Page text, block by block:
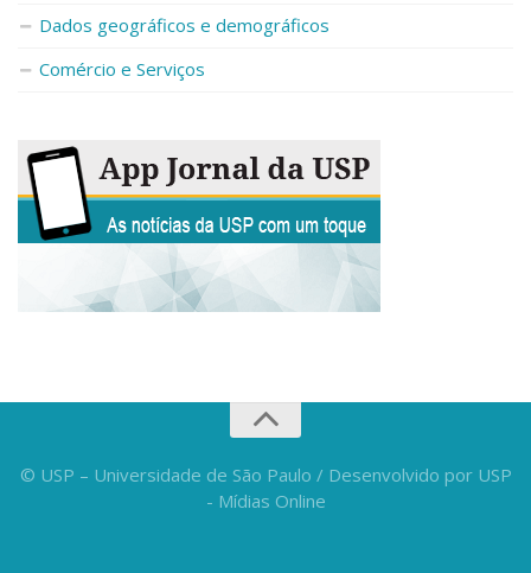
Informações para ingressantes
Fale Conosco
Ouvidoria do Campus
Urgências
Dados geográficos e demográficos
Comércio e Serviços
© USP – Universidade de São Paulo / Desenvolvido por USP
- Mídias Online